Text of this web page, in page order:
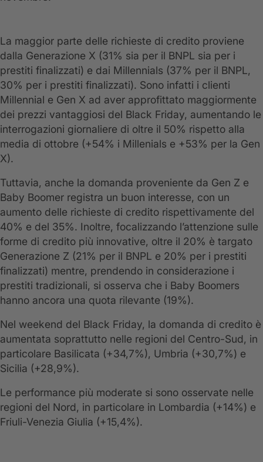
La maggior parte delle richieste di credito proviene
dalla Generazione X (31% sia per il BNPL sia per i
prestiti finalizzati) e dai Millennials (37% per il BNPL,
30% per i prestiti finalizzati). Sono infatti i clienti
Millennial e Gen X ad aver approfittato maggiormente
dei prezzi vantaggiosi del Black Friday, aumentando le
interrogazioni giornaliere di oltre il 50% rispetto alla
media di ottobre (+54% i Millenials e +53% per la Gen
X).
Tuttavia, anche la domanda proveniente da Gen Z e
Baby Boomer registra un buon interesse, con un
aumento delle richieste di credito rispettivamente del
40% e del 35%. Inoltre, focalizzando l’attenzione sulle
forme di credito più innovative, oltre il 20% è targato
Generazione Z (21% per il BNPL e 20% per i prestiti
finalizzati) mentre, prendendo in considerazione i
prestiti tradizionali, si osserva che i Baby Boomers
hanno ancora una quota rilevante (19%).
Nel weekend del Black Friday, la domanda di credito è
aumentata soprattutto nelle regioni del Centro-Sud, in
particolare Basilicata (+34,7%), Umbria (+30,7%) e
Sicilia (+28,9%).
Le performance più moderate si sono osservate nelle
regioni del Nord, in particolare in Lombardia (+14%) e
Friuli-Venezia Giulia (+15,4%).